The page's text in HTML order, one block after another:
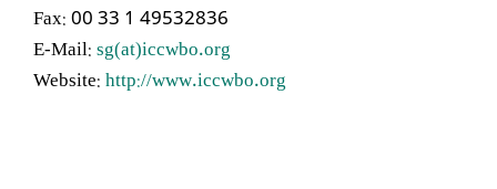
Fax: 00 33 1 49532836
E-Mail:sg(at)iccwbo.org
Website:http://www.iccwbo.org